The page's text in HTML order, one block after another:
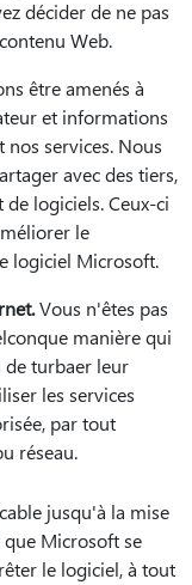
décider de ne pas
Web.
être amenés à
et informations
services. Nous
avec des tiers,
logiciels. Ceux-ci
le
logiciel Microsoft.
Vous n'êtes pas
manière qui
turbaer leur
les services
par tout
réseau.
jusqu'à la mise
Microsoft se
le logiciel, à tout